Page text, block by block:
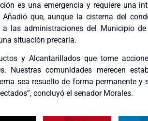
es una emergencia y requiere una
que, aunque la cisterna del
las administraciones del Municipio
situación precaria.
y Alcantarillados que tome
Nuestras comunidades merecen
sea resuelto de forma permanente
concluyó el senador Morales.